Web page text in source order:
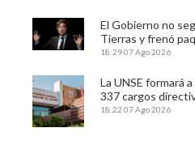
El Gobierno no
Tierras y frenó
18:2907 Ago 2026
La UNSE formará
337 cargos
18:22 07 Ago 2026